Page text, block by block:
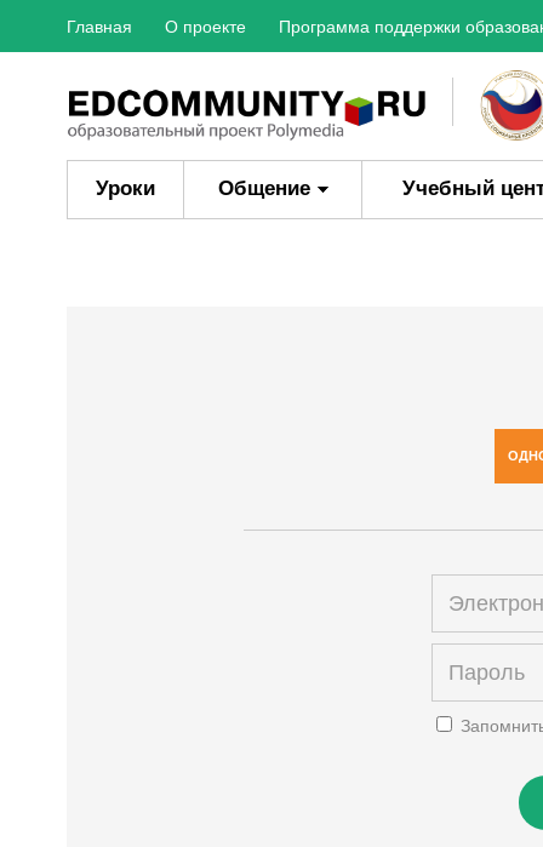
Главная О проекте Программа поддержки
Уроки Общение Учебный